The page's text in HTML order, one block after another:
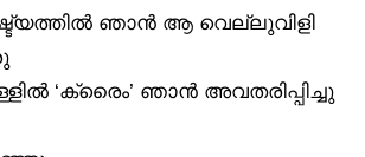
ഞാൻ ആ വെല്ലുവിളി
‘ക്രൈം’ ഞാൻ അവതരിപ്പിച്ചു